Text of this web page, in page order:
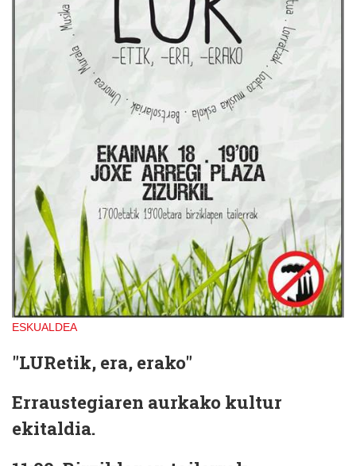
ESKUALDEA
"LURetik, era, erako"
Erraustegiaren aurkako kultur
ekitaldia.